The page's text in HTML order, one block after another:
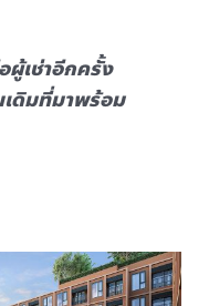
ผู้เช่าอีกครั้ง
เดิมที่มาพร้อม